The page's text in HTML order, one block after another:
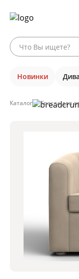
Новинки
Каталог Кресла для